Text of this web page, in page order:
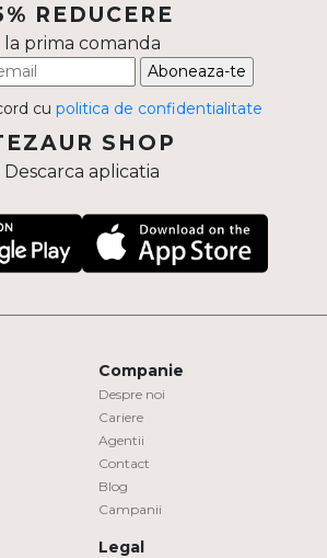
REDUCERE
la prima comanda
Aboneaza-te
cu politica de confidentialitate
SHOP
Descarca aplicatia
Companie
Despre noi
Cariere
Agentii
Contact
Blog
Campanii
Legal